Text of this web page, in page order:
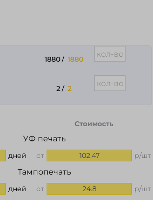
1880/ 1880
2/ 2
Стоимость
УФ печать
дней от 102.47 р/шт
Тампопечать
дней от 24.8 р/шт